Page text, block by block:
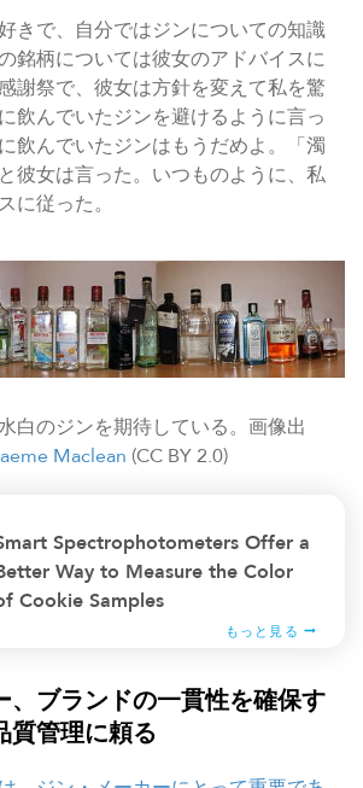
きで、自分ではジンについての知識
銘柄については彼女のアドバイスに
謝祭で、彼女は方針を変えて私を驚
飲んでいたジンを避けるように言っ
飲んでいたジンはもうだめよ。「濁
彼女は言った。いつものように、私
に従った。
白のジンを期待している。画像出
Maclean (CC BY 2.0)
Spectrophotometers Offer a
Way to Measure the Color
Cookie Samples
もっと見る
、ブランドの一貫性を確保す
質管理に頼る